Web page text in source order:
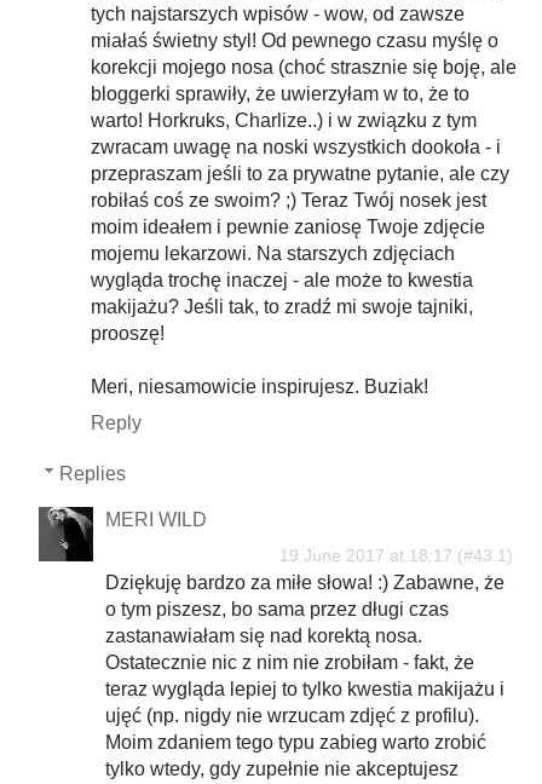
tych najstarszych wpisów - wow, od zawsze
miałaś świetny styl! Od pewnego czasu myślę o
korekcji mojego nosa (choć strasznie się boję, ale
bloggerki sprawiły, że uwierzyłam w to, że to
warto! Horkruks, Charlize..) i w związku z tym
zwracam uwagę na noski wszystkich dookoła - i
przepraszam jeśli to za prywatne pytanie, ale czy
robiłaś coś ze swoim? ;) Teraz Twój nosek jest
moim ideałem i pewnie zaniosę Twoje zdjęcie
mojemu lekarzowi. Na starszych zdjęciach
wygląda trochę inaczej - ale może to kwestia
makijażu? Jeśli tak, to zradź mi swoje tajniki,
prooszę!
Meri, niesamowicie inspirujesz. Buziak!
Reply
Replies
MERI WILD
19 June 2017 at 18:17
Dziękuję bardzo za miłe słowa! :) Zabawne, że
o tym piszesz, bo sama przez długi czas
zastanawiałam się nad korektą nosa.
Ostatecznie nic z nim nie zrobiłam - fakt, że
teraz wygląda lepiej to tylko kwestia makijażu i
ujęć (np. nigdy nie wrzucam zdjęć z profilu).
Moim zdaniem tego typu zabieg warto zrobić
tylko wtedy, gdy zupełnie nie akceptujesz